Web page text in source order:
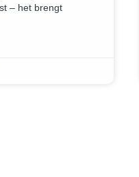
– het brengt